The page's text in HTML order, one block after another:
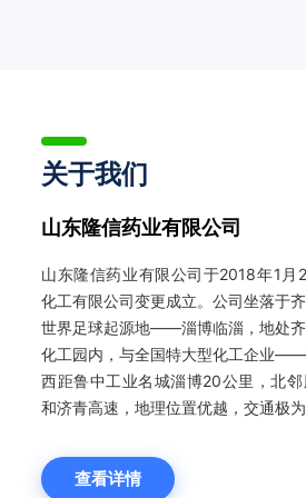
关于我们
山东隆信药业有限公司
山东隆信药业有限公司于2018年1月
化工有限公司变更成立。公司坐落于
世界足球起源地——淄博临淄，地处
化工园内，与全国特大型化工企业——
西距鲁中工业名城淄博20公里，北
和济青高速，地理位置优越，交通极
等原材料的价格便利优势以及齐鲁化
政策，经过不懈奋斗，各项工作均取
查看详情